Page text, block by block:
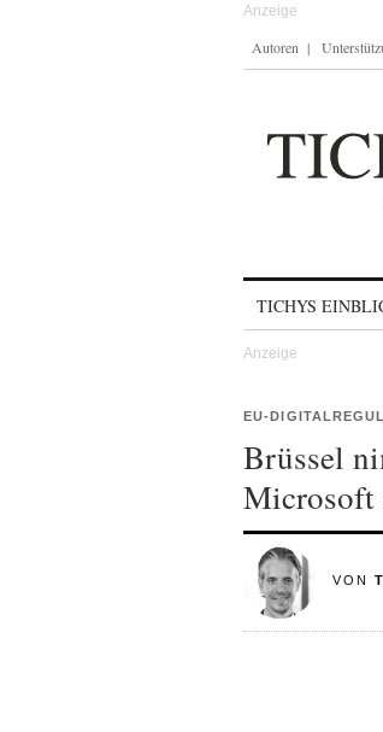
Autoren
TICHYS
EU-
Brüssel
VON